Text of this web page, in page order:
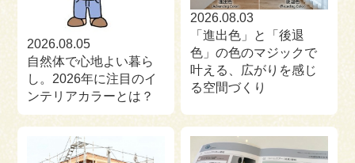
2026.08.05
自然体で心地よい暮ら
し。2026年に注目のイ
ンテリアカラーとは？
2026.08.03
「進出色」と「後退
色」の色のマジックで
叶える、広がりを感じ
る空間づくり